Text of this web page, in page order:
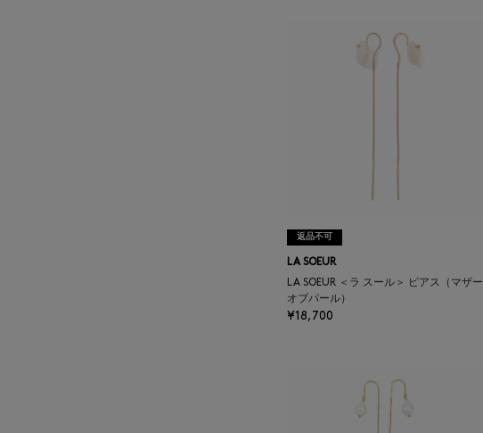
返品不可
LA SOEUR
LA SOEUR ＜ラ スール＞ ピアス（マザー
オブパール）
¥18,700